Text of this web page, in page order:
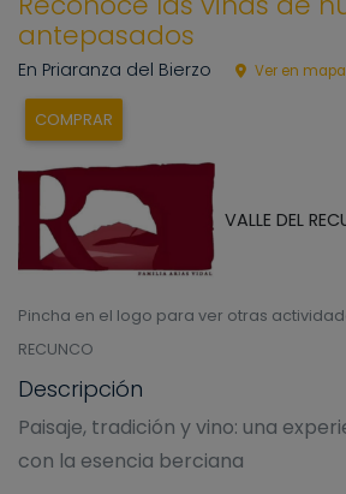
antepasados
En Priaranza del Bierzo Ver en mapa
COMPRAR
VALLE DEL
Pincha en el logo para ver otras
RECUNCO
Descripción
Paisaje, tradición y vino: una
con la esencia berciana